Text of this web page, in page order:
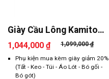
Giày Cầu Lông Kamito
Galaxy
1,044,000 ₫ 1,099,000 ₫
Phụ kiện mua kèm giày giảm 20%
(Tất - Keo - Túi - Áo Lót - Bó gối -
Bó gót)